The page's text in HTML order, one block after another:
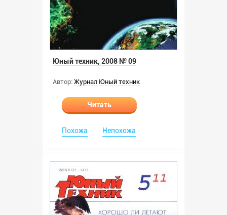
Юный техник, 2008 № 09
Автор: Журнал Юный техник
Читать
Похожа Непохожа